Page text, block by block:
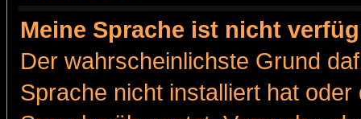
Meine Sprache ist nicht
Der wahrscheinlichste Grund
Sprache nicht installiert hat